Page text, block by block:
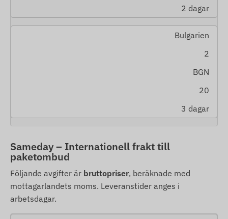
2 dagar
Bulgarien
2
BGN
20
3 dagar
Sameday – Internationell frakt till
paketombud
Följande avgifter är bruttopriser, beräknade med
mottagarlandets moms. Leveranstider anges i
arbetsdagar.